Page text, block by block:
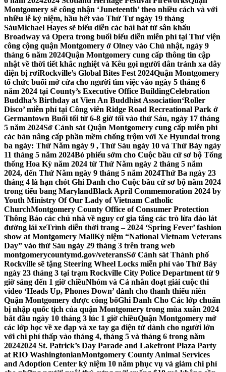
Montgomery sẽ công nhận ‘Juneteenth’ theo nhiều cách và với
nhiều lễ kỷ niệm, hầu hết vào Thứ Tư ngày 19 tháng
SáuMichael Hayes sẽ biểu diễn các bài hát từ sân khấu
Broadway và Opera trong buổi biểu diễn miễn phí tại Thư viện
công cộng quận Montgomery ở Olney vào Chủ nhật, ngày 9
tháng 6 năm 2024Quận Montgomery cung cấp thông tin cập
nhật về thời tiết khắc nghiệt và Kêu gọi người dân tránh xa dây
điện bị rơiRockville’s Global Bites Fest 2024Quận Montgomery
tổ chức buổi mở cửa cho người tìm việc vào ngày 5 tháng 6
năm 2024 tại County’s Executive Office BuildingCelebration
Buddha’s Birthday at Vien An Buddhist Association‘Roller
Disco’ miễn phí tại Công viên Ridge Road Recreational Park ở
Germantown Buổi tối từ 6-8 giờ tối vào thứ Sáu, ngày 17 tháng
5 năm 2024Sở Cảnh sát Quận Montgomery cung cấp miễn phí
các bản nâng cấp phần mềm chống trộm với Xe Hyundai trong
ba ngày: Thứ Năm ngày 9 , Thứ Sáu ngày 10 và Thứ Bảy ngày
11 tháng 5 năm 2024Bỏ phiếu sớm cho Cuộc bầu cử sơ bộ Tổng
thống Hoa Kỳ năm 2024 từ Thứ Năm ngày 2 tháng 5 năm
2024, đến Thứ Năm ngày 9 tháng 5 năm 2024Thứ Ba ngày 23
tháng 4 là hạn chót Ghi Danh cho Cuộc bầu cử sơ bộ năm 2024
trong tiểu bang MarylandBlack April Commemoration 2024 by
Youth Ministry Of Our Lady of Vietnam Catholic
ChurchMontgomery County Office of Consumer Protection
Thông Báo các chủ nhà về nguy cơ gia tăng các trò lừa đảo lát
đường lái xeTrình diễn thời trang – 2024 ‘Spring Fever’ fashion
show at Montgomery MallKỷ niệm “National Vietnam Veterans
Day” vào thứ Sáu ngày 29 tháng 3 trên trang web
montgomerycountymd.gov/veteransSở Cảnh sát Thành phố
Rockville sẽ tặng Steering Wheel Locks miễn phí vào Thứ Bảy
ngày 23 tháng 3 tại trạm Rockville City Police Department từ 9
giờ sáng đến 1 giờ chiềuNhóm và Cá nhân đoạt giải cuộc thi
video ‘Heads Up, Phones Down’ dành cho thanh thiếu niên
Quận Montgomery được công bốGhi Danh Cho Các lớp chuẩn
bị nhập quốc tịch của quận Montgomery trong mùa xuân 2024
bắt đầu ngày 10 tháng 3 lúc 1 giờ chiềuQuận Montgomery mở
các lớp học về xe đạp và xe tay ga điện tử dành cho người lớn
với chi phí thấp vào tháng 4, tháng 5 và tháng 6 trong năm
20242024 St. Patrick’s Day Parade and Lakefront Plaza Party
at RIO WashingtonianMontgomery County Animal Services
and Adoption Center kỷ niệm 10 năm phục vụ và giảm chi phí